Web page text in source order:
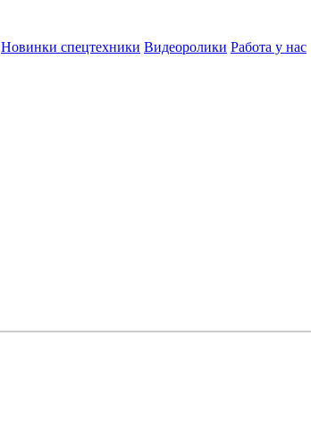
Новинки спецтехники Видеоролики Работа у нас